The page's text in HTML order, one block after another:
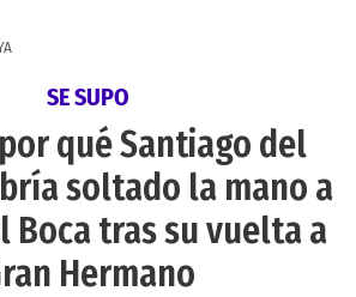
SE SUPO
qué Santiago del
soltado la mano a
Boca tras su vuelta a
Hermano